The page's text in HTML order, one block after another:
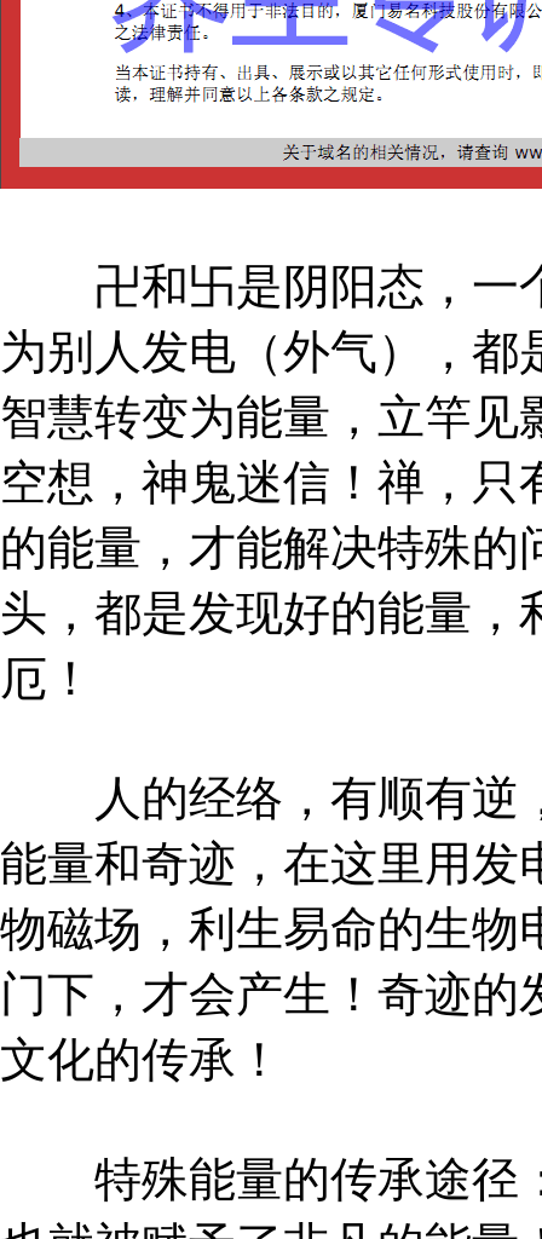
卍和卐是阴阳态，一
为别人发电（外气），
智慧转变为能量，立竿见
空想，神鬼迷信！禅，
的能量，才能解决特殊
头，都是发现好的能量
厄！
人的经络，有顺有逆
能量和奇迹，在这里用发
物磁场，利生易命的生物
门下，才会产生！奇迹
文化的传承！
特殊能量的传承途径